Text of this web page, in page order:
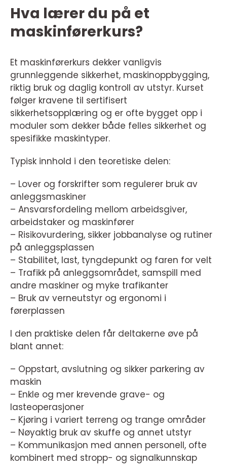
Hva lærer du på et
maskinførerkurs?
Et maskinførerkurs dekker vanligvis
grunnleggende sikkerhet, maskinoppbygging,
riktig bruk og daglig kontroll av utstyr. Kurset
følger kravene til sertifisert
sikkerhetsopplæring og er ofte bygget opp i
moduler som dekker både felles sikkerhet og
spesifikke maskintyper.
Typisk innhold i den teoretiske delen:
– Lover og forskrifter som regulerer bruk av
anleggsmaskiner
– Ansvarsfordeling mellom arbeidsgiver,
arbeidstaker og maskinfører
– Risikovurdering, sikker jobbanalyse og rutiner
på anleggsplassen
– Stabilitet, last, tyngdepunkt og faren for velt
– Trafikk på anleggsområdet, samspill med
andre maskiner og myke trafikanter
– Bruk av verneutstyr og ergonomi i
førerplassen
I den praktiske delen får deltakerne øve på
blant annet:
– Oppstart, avslutning og sikker parkering av
maskin
– Enkle og mer krevende grave- og
lasteoperasjoner
– Kjøring i variert terreng og trange områder
– Nøyaktig bruk av skuffe og annet utstyr
– Kommunikasjon med annen personell, ofte
kombinert med stropp- og signalkunnskap